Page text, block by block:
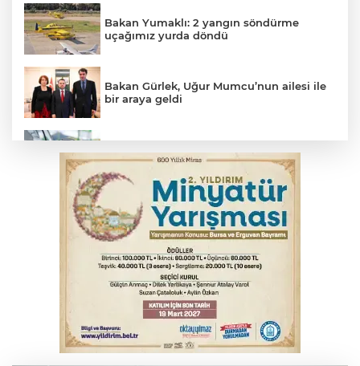
Bakan Yumaklı: 2 yangın söndürme
uçağımız yurda döndü
Bakan Gürlek, Uğur Mumcu’nun ailesi ile
bir araya geldi
yansıyacak mı?
YENİ Parti Genel Başkanı Özel'den
Çerçeve Yasa yorumu
Serbest piyasada döviz fiyatları
Serbest piyasada altın fiyatları...